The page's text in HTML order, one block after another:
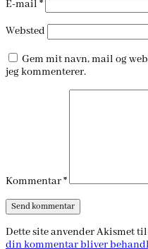
E-mail *
Websted
Gem mit navn, mail og
jeg kommenterer.
Kommentar*
Dette site anvender Akismet
din kommentar bliver